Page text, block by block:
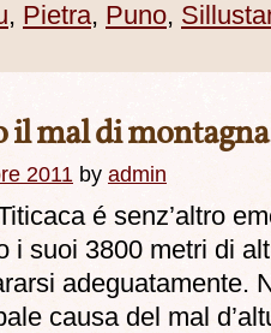
, Pietra, Puno,
il mal di
2011 by admin
é senz’altro
i suoi 3800 metri di
adeguatamente.
causa del mal